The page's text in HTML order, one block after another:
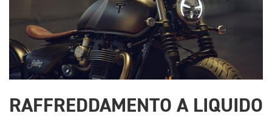
RAFFREDDAMENTO A LIQUIDO